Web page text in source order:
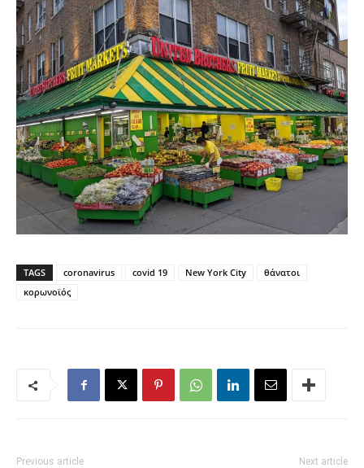
TAGS coronavirus covid 19 New York City
θάνατοι
κορωνοϊός
Previous article Next article